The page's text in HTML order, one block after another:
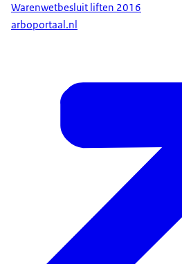
Warenwetbesluit liften 2016
arboportaal.nl